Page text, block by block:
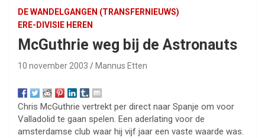
DE WANDELGANGEN (TRANSFERNIEUWS)
ERE-DIVISIE HEREN
McGuthrie weg bij de Astronauts
10 november 2003 Mannus Etten
Chris McGuthrie vertrekt per direct naar Spanje om voor
Valladolid te gaan spelen. Een aderlating voor de
amsterdamse club waar hij vijf jaar een vaste waarde was.